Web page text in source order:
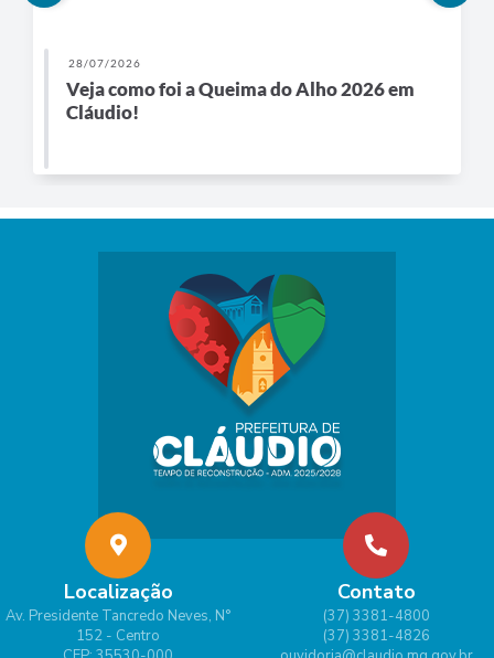
28/07/2026
Veja como foi a Queima do Alho 2026 em
Cláudio!
Localização
Av. Presidente Tancredo Neves, N°
152 - Centro
Contato
(37) 3381-4800
(37) 3381-4826